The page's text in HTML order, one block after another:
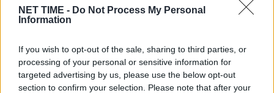
NET TIME - Do Not Process My Personal
Information
If you wish to opt-out of the sale, sharing to third parties, or
processing of your personal or sensitive information for
targeted advertising by us, please use the below opt-out
section to confirm your selection. Please note that after your